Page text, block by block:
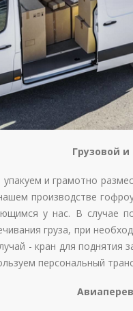
Грузовой
и грамотно
производстве
у нас. В случае
груза, при
- кран для
персональный